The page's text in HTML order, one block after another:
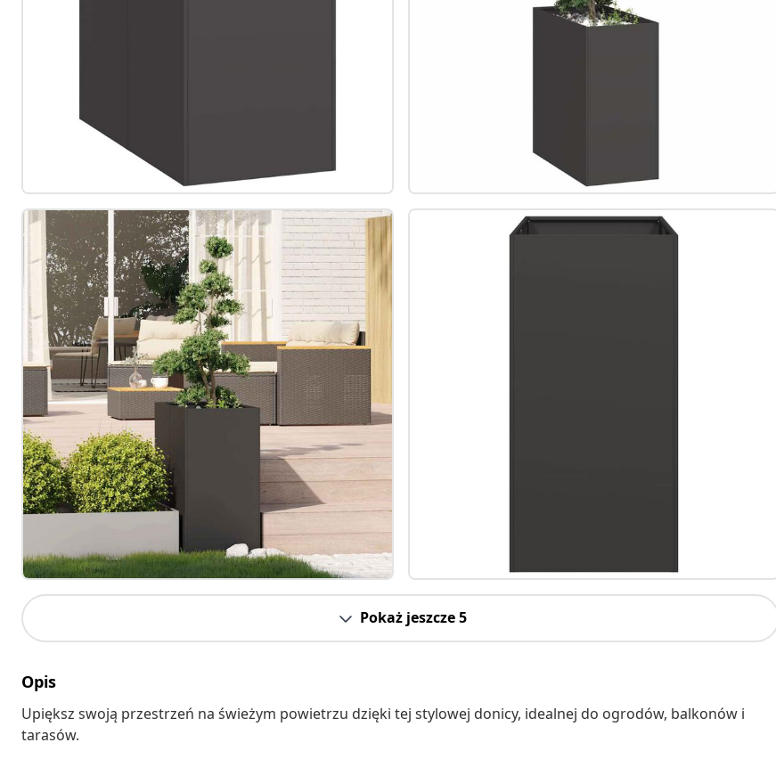
Pokaż jeszcze 5
Opis
Upiększ swoją przestrzeń na świeżym powietrzu dzięki tej stylowej donicy, idealnej do ogrodów, balkonów i
tarasów.